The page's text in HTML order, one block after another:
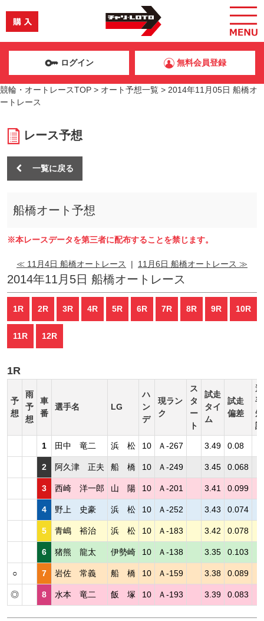
ログイン 無料会員登録
競輪・オートレースTOP > オート予想一覧 > 2014年11月05日 船橋オ
ートレース
レース予想
一覧に戻る
船橋オート予想
※本レースデータを第三者に配布することを禁じます。
≪ 11月4日 船橋オートレース | 11月6日 船橋オートレース ≫
2014年11月5日 船橋オートレース
1R 2R 3R 4R 5R 6R 7R 8R 9R 10R
11R 12R
1R
予
想
雨
予
想
車
番
選手名 LG
ハ
ン
デ
現ラン
ク
ス
タ
ー
ト
試走
タイ
ム
試走
偏差
選
手
短
評
1 田中 竜二 浜 松 10 Ａ-267 3.49 0.08
2 阿久津 正夫 船 橋 10 Ａ-249 3.45 0.068
3 西崎 洋一郎 山 陽 10 Ａ-201 3.41 0.099
4 野上 史豪 浜 松 10 Ａ-252 3.43 0.074
5 青嶋 裕治 浜 松 10 Ａ-183 3.42 0.078
6 猪熊 龍太 伊勢崎 10 Ａ-138 3.35 0.103
○ 7 岩佐 常義 船 橋 10 Ａ-159 3.38 0.089
◎ 8 水本 竜二 飯 塚 10 Ａ-193 3.39 0.083